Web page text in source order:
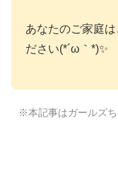
あなたのご家庭
ださい(*´ω｀*)✨
※本記事はガールズ